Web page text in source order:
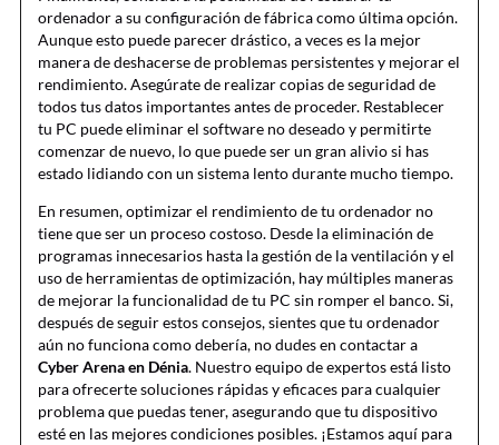
ordenador a su configuración de fábrica como última opción.
Aunque esto puede parecer drástico, a veces es la mejor
manera de deshacerse de problemas persistentes y mejorar el
rendimiento. Asegúrate de realizar copias de seguridad de
todos tus datos importantes antes de proceder. Restablecer
tu PC puede eliminar el software no deseado y permitirte
comenzar de nuevo, lo que puede ser un gran alivio si has
estado lidiando con un sistema lento durante mucho tiempo.
En resumen, optimizar el rendimiento de tu ordenador no
tiene que ser un proceso costoso. Desde la eliminación de
programas innecesarios hasta la gestión de la ventilación y el
uso de herramientas de optimización, hay múltiples maneras
de mejorar la funcionalidad de tu PC sin romper el banco. Si,
después de seguir estos consejos, sientes que tu ordenador
aún no funciona como debería, no dudes en contactar a
Cyber Arena en Dénia. Nuestro equipo de expertos está listo
para ofrecerte soluciones rápidas y eficaces para cualquier
problema que puedas tener, asegurando que tu dispositivo
esté en las mejores condiciones posibles. ¡Estamos aquí para